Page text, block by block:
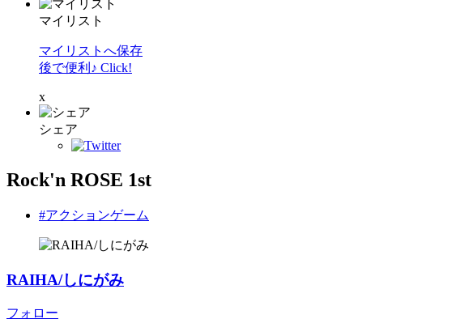
マイリスト
マイリストへ保存
後で便利♪ Click!
x
シェア
Rock'n ROSE 1st
#アクションゲーム
RAIHA/しにがみ
フォロー